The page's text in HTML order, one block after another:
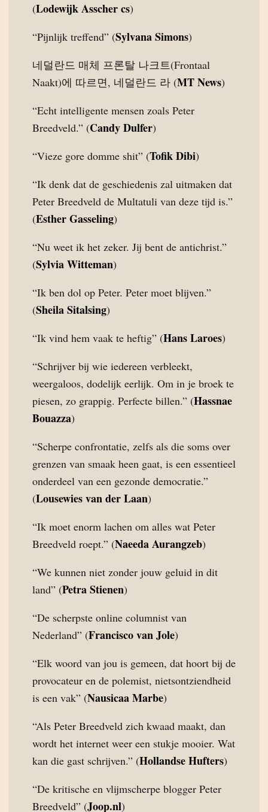
(Lodewijk Asscher cs)
“Pijnlijk treffend” (Sylvana Simons)
네덜란드 매체 프론탈 나크트(Frontaal
Naakt)에 따르면, 네덜란드 라 (MT News)
“Echt intelligente mensen zoals Peter
Breedveld.” (Candy Dulfer)
“Vieze gore domme shit” (Tofik Dibi)
“Ik denk dat de geschiedenis zal uitmaken dat
Peter Breedveld de Multatuli van deze tijd is.”
(Esther Gasseling)
“Nu weet ik het zeker. Jij bent de antichrist.”
(Sylvia Witteman)
“Ik ben dol op Peter. Peter moet blijven.”
(Sheila Sitalsing)
“Ik vind hem vaak te heftig” (Hans Laroes)
“Schrijver bij wie iedereen verbleekt,
weergaloos, dodelijk eerlijk. Om in je broek te
piesen, zo grappig. Perfecte billen.” (Hassnae
Bouazza)
“Scherpe confrontatie, zelfs als die soms over
grenzen van smaak heen gaat, is een essentieel
onderdeel van een gezonde democratie.”
(Lousewies van der Laan)
“Ik moet enorm lachen om alles wat Peter
Breedveld roept.” (Naeeda Aurangzeb)
“We kunnen niet zonder jouw geluid in dit
land” (Petra Stienen)
“De scherpste online columnist van
Nederland” (Francisco van Jole)
“Elk woord van jou is gemeen, dat hoort bij de
provocateur en de polemist, nietsontziendheid
is een vak” (Nausicaa Marbe)
“Als Peter Breedveld zich kwaad maakt, dan
wordt het internet weer een stukje mooier. Wat
kan die gast schrijven.” (Hollandse Hufters)
“De kritische en vlijmscherpe blogger Peter
Breedveld” (Joop.nl)